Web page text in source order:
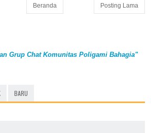
Posting Lama
Beranda
Grup Chat Komunitas Poligami Bahagia"
BARU